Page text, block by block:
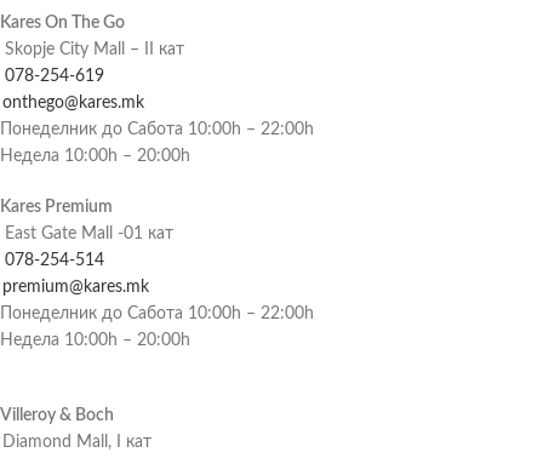
Kares On The Go
Skopje City Mall – II кат
078-254-619
onthego@kares.mk
Понеделник до Сабота 10:00h – 22:00h
Недела 10:00h – 20:00h
Kares Premium
East Gate Mall -01 кат
078-254-514
premium@kares.mk
Понеделник до Сабота 10:00h – 22:00h
Недела 10:00h – 20:00h
Villeroy & Boch
Diamond Mall, I кат